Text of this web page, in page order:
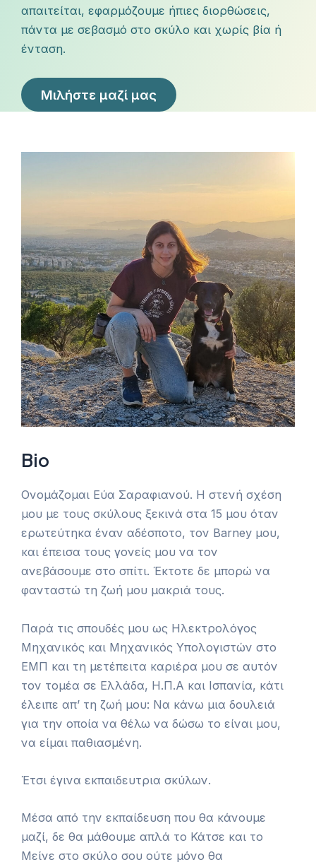
απαιτείται, εφαρμόζουμε ήπιες διορθώσεις,
πάντα με σεβασμό στο σκύλο και χωρίς βία ή
ένταση.
Μιλήστε μαζί μας
Bio
Ονομάζομαι Εύα Σαραφιανού. Η στενή σχέση
μου με τους σκύλους ξεκινά στα 15 μου όταν
ερωτεύτηκα έναν αδέσποτο, τον Barney μου,
και έπεισα τους γονείς μου να τον
ανεβάσουμε στο σπίτι. Έκτοτε δε μπορώ να
φανταστώ τη ζωή μου μακριά τους.
Παρά τις σπουδές μου ως Ηλεκτρολόγος
Μηχανικός και Μηχανικός Υπολογιστών στο
ΕΜΠ και τη μετέπειτα καριέρα μου σε αυτόν
τον τομέα σε Ελλάδα, Η.Π.Α και Ισπανία, κάτι
έλειπε απ’ τη ζωή μου: Να κάνω μια δουλειά
για την οποία να θέλω να δώσω το είναι μου,
να είμαι παθιασμένη.
Έτσι έγινα εκπαιδευτρια σκύλων.
Μέσα από την εκπαίδευση που θα κάνουμε
μαζί, δε θα μάθουμε απλά το Κάτσε και το
Μείνε στο σκύλο σου ούτε μόνο θα